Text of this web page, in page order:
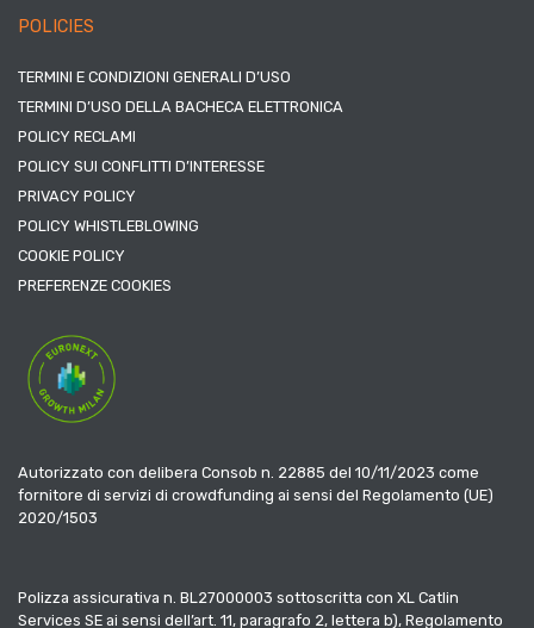
POLICIES
TERMINI E CONDIZIONI GENERALI D’USO
TERMINI D’USO DELLA BACHECA ELETTRONICA
POLICY RECLAMI
POLICY SUI CONFLITTI D’INTERESSE
PRIVACY POLICY
POLICY WHISTLEBLOWING
COOKIE POLICY
PREFERENZE COOKIES
Autorizzato con delibera Consob n. 22885 del 10/11/2023 come
fornitore di servizi di crowdfunding ai sensi del Regolamento (UE)
2020/1503
Polizza assicurativa n. BL27000003 sottoscritta con XL Catlin
Services SE ai sensi dell’art. 11, paragrafo 2, lettera b), Regolamento